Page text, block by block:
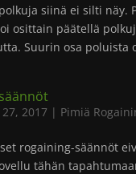
siinä ei silti näy.
osittain päätellä
Suurin osa poluista
27, 2017| Pimiä
rogaining-säännöt
tähän